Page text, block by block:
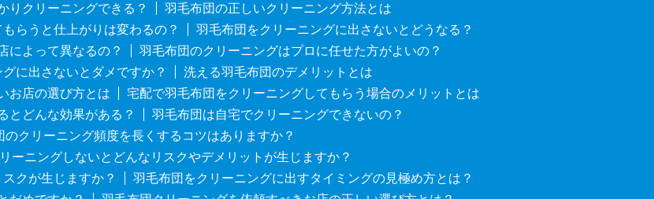
りクリーニングできる？
羽毛布団の正しいクリーニング方法とは
らうと仕上がりは変わるの？
羽毛布団をクリーニングに出さないとどうなる？
によって異なるの？
羽毛布団のクリーニングはプロに任せた方がよいの？
に出さないとダメですか？
洗える羽毛布団のデメリットとは
お店の選び方とは
宅配で羽毛布団をクリーニングしてもらう場合のメリットとは
とどんな効果がある？
羽毛布団は自宅でクリーニングできないの？
のクリーニング頻度を長くするコツはありますか？
ーニングしないとどんなリスクやデメリットが生じますか？
クが生じますか？
羽毛布団をクリーニングに出すタイミングの見極め方とは？